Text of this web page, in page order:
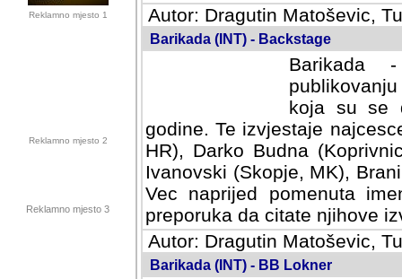
Reklamno mjesto 1
Reklamno mjesto 2
Reklamno mjesto 3
Autor: Dragutin Matoševic,
Barikada (INT) - Backstage
Barikada
koja su se
godine. Te izvjestaje
HR), Darko Budna
Ivanovski (Skopje, MK),
Vec naprijed pomenuta
preporuka da citate njihove
Autor: Dragutin Matoševic,
Barikada (INT) - BB Lokner